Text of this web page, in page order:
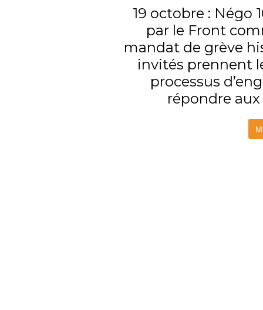
19 octobre : Négo
par le Front
mandat de grève
invités prennent
processus
répondre